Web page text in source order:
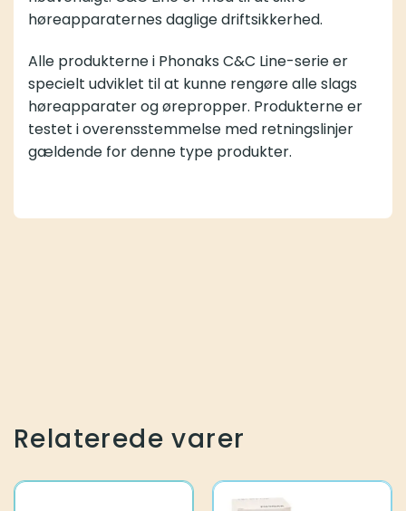
høreapparaternes daglige driftsikkerhed.
Alle produkterne i Phonaks C&C Line-serie er
specielt udviklet til at kunne rengøre alle slags
høreapparater og ørepropper. Produkterne er
testet i overensstemmelse med retningslinjer
gældende for denne type produkter.
Relaterede varer